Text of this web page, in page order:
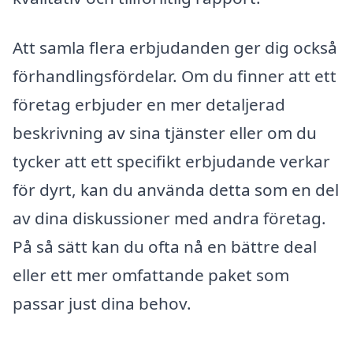
Att samla flera erbjudanden ger dig också
förhandlingsfördelar. Om du finner att ett
företag erbjuder en mer detaljerad
beskrivning av sina tjänster eller om du
tycker att ett specifikt erbjudande verkar
för dyrt, kan du använda detta som en del
av dina diskussioner med andra företag.
På så sätt kan du ofta nå en bättre deal
eller ett mer omfattande paket som
passar just dina behov.